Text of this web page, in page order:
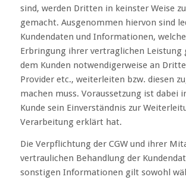
sind, werden Dritten in keinster Weise
gemacht. Ausgenommen hiervon sind
Kundendaten und Informationen, welche
Erbringung ihrer vertraglichen Leistung
dem Kunden notwendigerweise an
Provider etc., weiterleiten bzw. diesen
machen muss. Voraussetzung ist dabei
Kunde sein Einverständnis zur
Verarbeitung erklärt hat.
Die Verpflichtung der CGW und ihrer
vertraulichen Behandlung der
sonstigen Informationen gilt sowohl